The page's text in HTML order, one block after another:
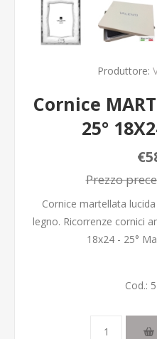
Produttore:
Cornice
25°
Prezzo
Cornice martellata
legno. Ricorrenze cornici
18x24 - 25°
Cod.: